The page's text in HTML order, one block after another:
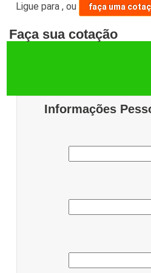
Ligue para,ou faça uma
Faça sua cotação
Informações